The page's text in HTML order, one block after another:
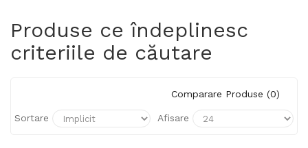
Produse ce îndeplinesc
criteriile de căutare
Comparare Produse (0)
Sortare Afisare